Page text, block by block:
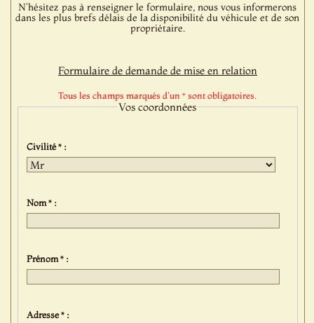
N'hésitez pas à renseigner le formulaire, nous vous informerons
dans les plus brefs délais de la disponibilité du véhicule et de son
propriétaire.
Formulaire de demande de mise en relation
Tous les champs marqués d'un * sont obligatoires.
Vos coordonnées
Civilité * :
Nom * :
Prénom * :
Adresse * :